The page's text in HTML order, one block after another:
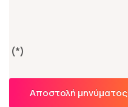
(*)
Αποστολή μηνύματος